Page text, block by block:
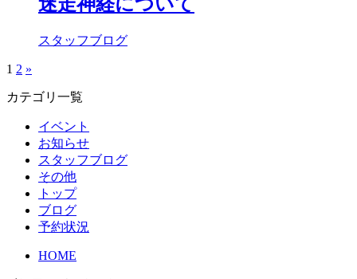
スタッフブログ
1 2 »
カテゴリ一覧
イベント
お知らせ
スタッフブログ
その他
トップ
ブログ
予約状況
HOME